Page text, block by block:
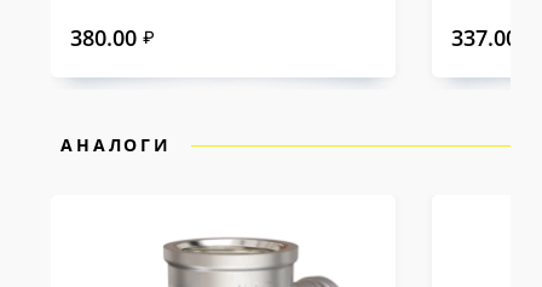
380.00 ₽ 337.00
АНАЛОГИ